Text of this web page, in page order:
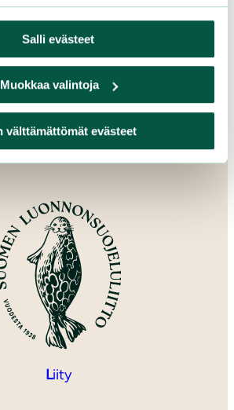
Salli evästeet
Muokkaa valintoja
välttämättömät evästeet
Liity